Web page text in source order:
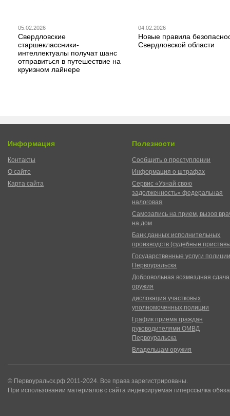
05.02.2026
Свердловские
старшеклассники-
интеллектуалы получат шанс
отправиться в путешествие на
круизном лайнере
04.02.2026
Новые правила
Свердловской области
Информация
Контакты
О сайте
Карта сайта
Полезности
Сообщить о преступлении
Информация о штрафах
Сервис «Узнай свою
задолженность» федеральная
налоговая
Самозапись на прием, вызов
на дом
Банк данных исполнительных
производств (судебные
Государственные услуги
Первоуральска
Добровольная возмездная сдача
оружия
дислокация участковых
уполномоченных полиции
График приема граждан
руководителями ОМВД
Первоуральска
Владельцам оружия
© Первоуральск.рф 2011-2024. Все права зарегистрированы.
При использовании материалов с сайта индексируемая гиперссылка